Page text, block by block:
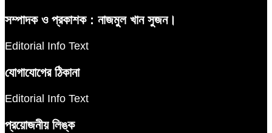
সম্পাদক ও প্রকাশক : নাজমুল খান সুজন।
Editorial Info Text
যোগাযোগের ঠিকানা
Editorial Info Text
প্রয়োজনীয় লিঙ্ক